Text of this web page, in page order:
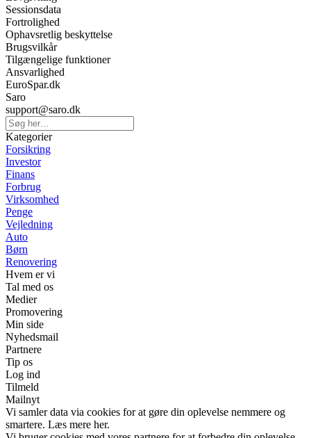
Sessionsdata
Fortrolighed
Ophavsretlig beskyttelse
Brugsvilkår
Tilgængelige funktioner
Ansvarlighed
EuroSpar.dk
Saro
support@saro.dk
Kategorier
Forsikring
Investor
Finans
Forbrug
Virksomhed
Penge
Vejledning
Auto
Børn
Renovering
Hvem er vi
Tal med os
Medier
Promovering
Min side
Nyhedsmail
Partnere
Tip os
Log ind
Tilmeld
Mailnyt
Vi samler data via cookies for at gøre din oplevelse nemmere og
smartere. Læs mere her.